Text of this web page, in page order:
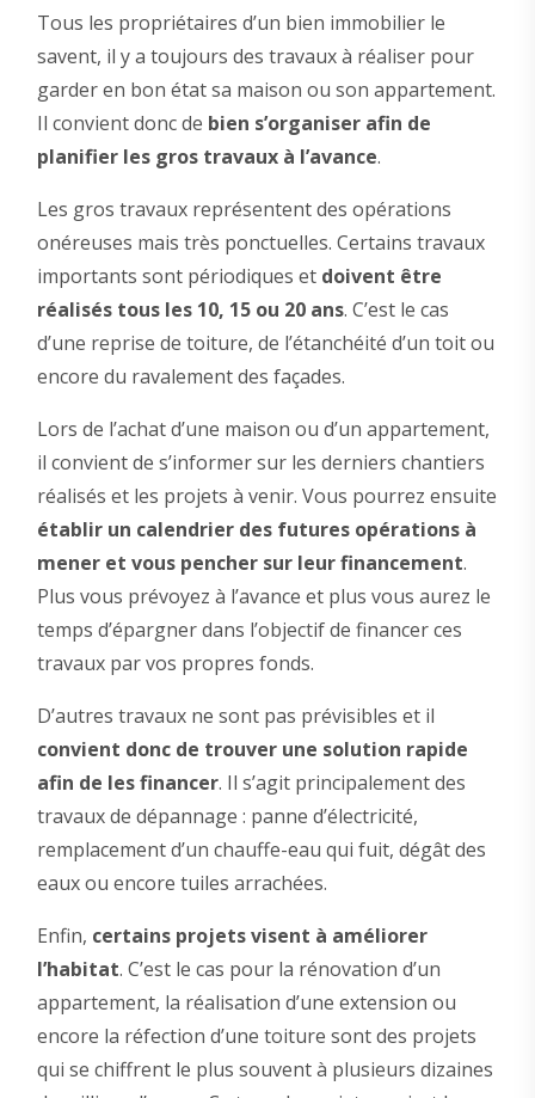
Tous les propriétaires d’un bien immobilier le
savent, il y a toujours des travaux à réaliser pour
garder en bon état sa maison ou son appartement.
Il convient donc de bien s’organiser afin de
planifier les gros travaux à l’avance.
Les gros travaux représentent des opérations
onéreuses mais très ponctuelles. Certains travaux
importants sont périodiques et doivent être
réalisés tous les 10, 15 ou 20 ans. C’est le cas
d’une reprise de toiture, de l’étanchéité d’un toit ou
encore du ravalement des façades.
Lors de l’achat d’une maison ou d’un appartement,
il convient de s’informer sur les derniers chantiers
réalisés et les projets à venir. Vous pourrez ensuite
établir un calendrier des futures opérations à
mener et vous pencher sur leur financement.
Plus vous prévoyez à l’avance et plus vous aurez le
temps d’épargner dans l’objectif de financer ces
travaux par vos propres fonds.
D’autres travaux ne sont pas prévisibles et il
convient donc de trouver une solution rapide
afin de les financer. Il s’agit principalement des
travaux de dépannage : panne d’électricité,
remplacement d’un chauffe-eau qui fuit, dégât des
eaux ou encore tuiles arrachées.
Enfin, certains projets visent à améliorer
l’habitat. C’est le cas pour la rénovation d’un
appartement, la réalisation d’une extension ou
encore la réfection d’une toiture sont des projets
qui se chiffrent le plus souvent à plusieurs dizaines